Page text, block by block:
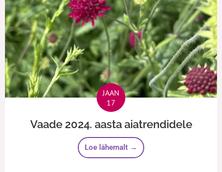
JAAN
17
Vaade 2024. aasta aiatrendidele
Loe lähemalt →